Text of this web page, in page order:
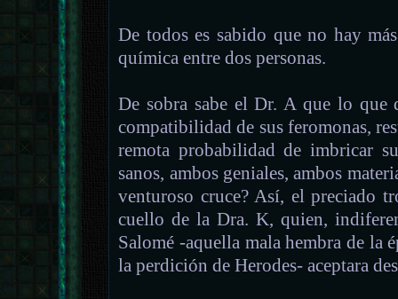
De todos es sabido que no hay
química entre dos personas.
De sobra sabe el Dr. A que lo que
compatibilidad de sus feromonas,
remota probabilidad de imbricar
sanos, ambos geniales, ambos
venturoso cruce? Así, el preciado
cuello de la Dra. K, quien,
Salomé -aquella mala hembra de la
la perdición de Herodes- aceptara